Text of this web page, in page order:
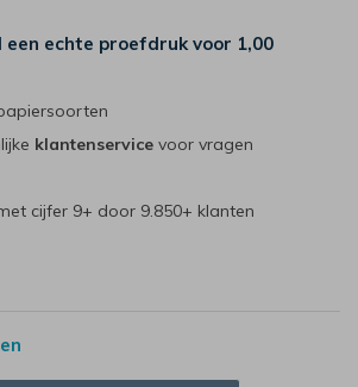
een echte proefdruk voor 1,00
klantenservice voor vragen
cijfer 9+ door 9.850+ klanten